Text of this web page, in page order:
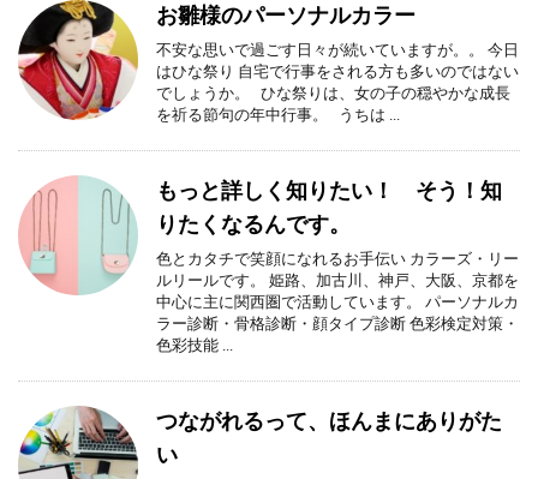
お雛様のパーソナルカラー
不安な思いで過ごす日々が続いていますが。。 今日
はひな祭り 自宅で行事をされる方も多いのではない
でしょうか。 ひな祭りは、女の子の穏やかな成長
を祈る節句の年中行事。 うちは ...
もっと詳しく知りたい！ そう！知
りたくなるんです。
色とカタチで笑顔になれるお手伝い カラーズ・リー
ルリールです。 姫路、加古川、神戸、大阪、京都を
中心に主に関西圏で活動しています。 パーソナルカ
ラー診断・骨格診断・顔タイプ診断 色彩検定対策・
色彩技能 ...
つながれるって、ほんまにありがた
い